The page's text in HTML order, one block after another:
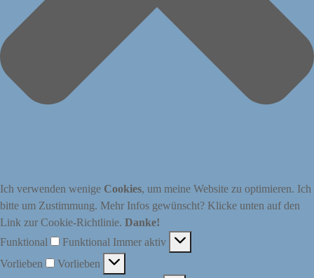
Ich verwenden wenige Cookies, um meine Website zu optimieren. Ich
bitte um Zustimmung. Mehr Infos gewünscht? Klicke unten auf den
Link zur Cookie-Richtlinie. Danke!
Funktional
Funktional Immer aktiv
Vorlieben
Vorlieben